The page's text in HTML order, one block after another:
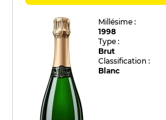
Millésime :
1998
Type :
Brut
Classification :
Blanc